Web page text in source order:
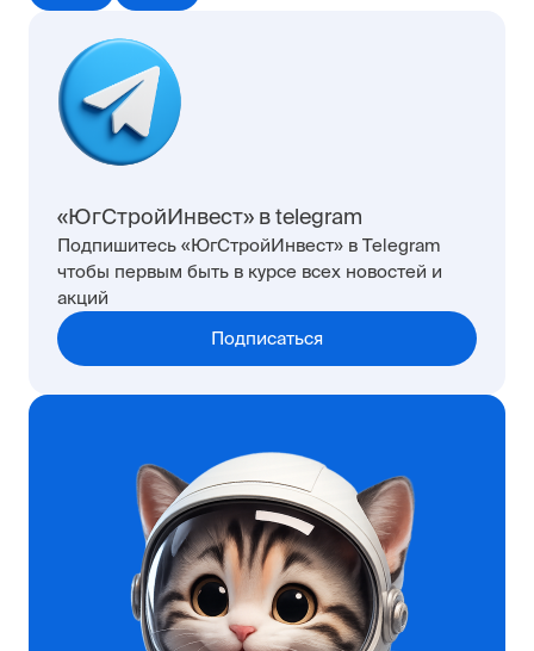
«ЮгСтройИнвест» в telegram
Подпишитесь «ЮгСтройИнвест» в Telegram
чтобы первым быть в курсе всех новостей и
акций
Подписаться